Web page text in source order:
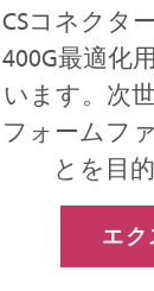
CSコネクタ
400G最適化
います。次
フォームフ
とを目
エ